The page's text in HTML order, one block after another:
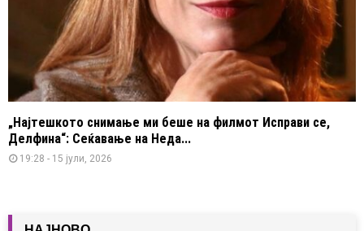
„Најтешкото снимање ми беше на филмот Исправи се,
Делфина“: Сеќавање на Неда...
19:28 - 15 јули, 2026